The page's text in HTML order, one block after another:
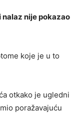
nije pokazao
koje je u to
otkako je ugledni
poražavajuću